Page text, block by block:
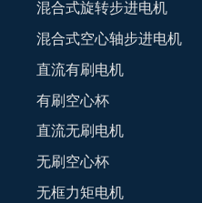
混合式旋转步进电机
混合式空心轴步进电机
直流有刷电机
有刷空心杯
直流无刷电机
无刷空心杯
无框力矩电机